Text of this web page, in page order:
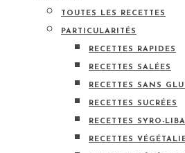
TOUTES LES RECETTES
PARTICULARITÉS
RECETTES RAPIDES
RECETTES SALÉES
RECETTES SANS
RECETTES SUCRÉES
RECETTES SYRO-
RECETTES